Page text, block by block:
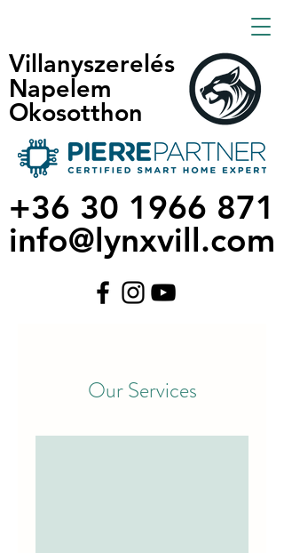
Villanyszerelés
Napelem
Okosotthon
Villanyszerelés
Napelem
Okosotthon
+36 30 1966 871
info@lynxvill.com
+36 30 1966 871
info@lynxvill.com
Our Services